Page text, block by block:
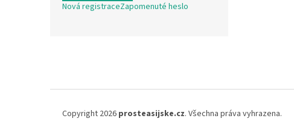
Nová registraceZapomenuté heslo
Copyright 2026 prosteasijske.cz. Všechna práva vyhrazena.